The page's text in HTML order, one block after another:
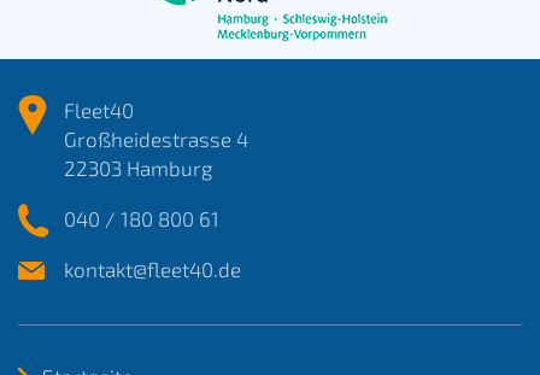
Fleet40
Großheidestrasse 4
22303 Hamburg
040 / 180 800 61
kontakt@fleet40.de